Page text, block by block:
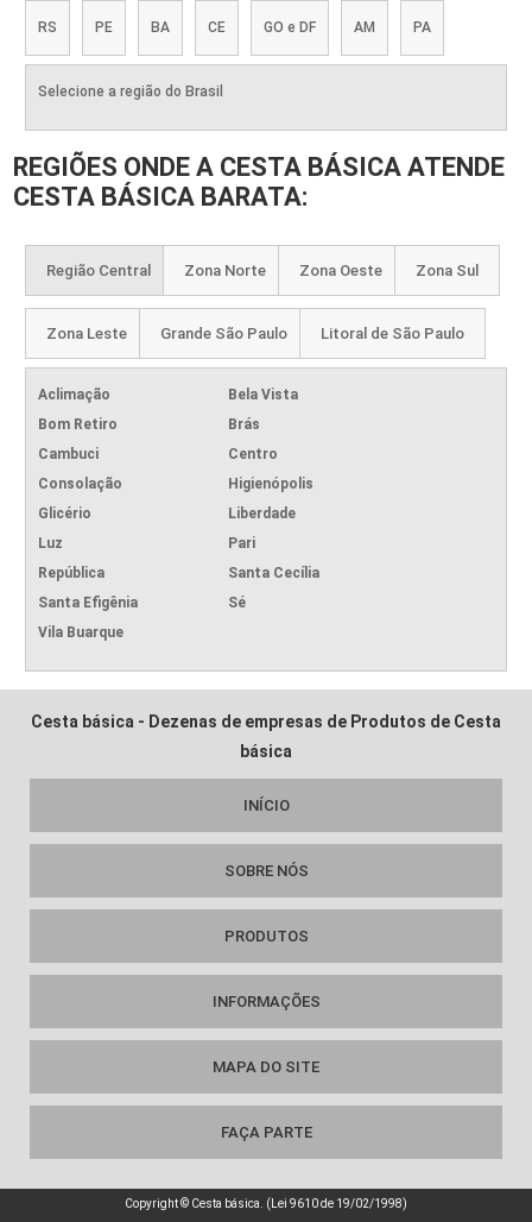
RS PE BA CE GO e DF AM PA
Selecione a região do Brasil
REGIÕES ONDE A CESTA BÁSICA ATENDE
CESTA BÁSICA BARATA:
Região Central Zona Norte Zona Oeste Zona Sul
Zona Leste Grande São Paulo Litoral de São Paulo
Aclimação
Bela Vista
Bom Retiro
Brás
Cambuci
Centro
Consolação
Higienópolis
Glicério
Liberdade
Luz
Pari
República
Santa Cecília
Santa Efigênia
Sé
Vila Buarque
Cesta básica - Dezenas de empresas de Produtos de Cesta
básica
INÍCIO
SOBRE NÓS
PRODUTOS
INFORMAÇÕES
MAPA DO SITE
FAÇA PARTE
Copyright © Cesta básica. (Lei 9610 de 19/02/1998)